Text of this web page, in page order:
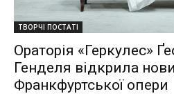
ТВОРЧІ ПОСТАТІ
Ораторія «Геркулес»
Генделя відкрила
Франкфуртської опери